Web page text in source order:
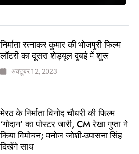
निर्माता रत्नाकर कुमार की भोजपुरी फिल्म
लॉटरी का दूसरा शेड्यूल दुबई में शुरू
अक्टूबर 12, 2023
मेरठ के निर्माता विनोद चौधरी की फिल्म
‘गोदान’ का पोस्टर जारी, CM रेखा गुप्ता ने
किया विमोचन; मनोज जोशी-उपासना सिंह
दिखेंगे साथ